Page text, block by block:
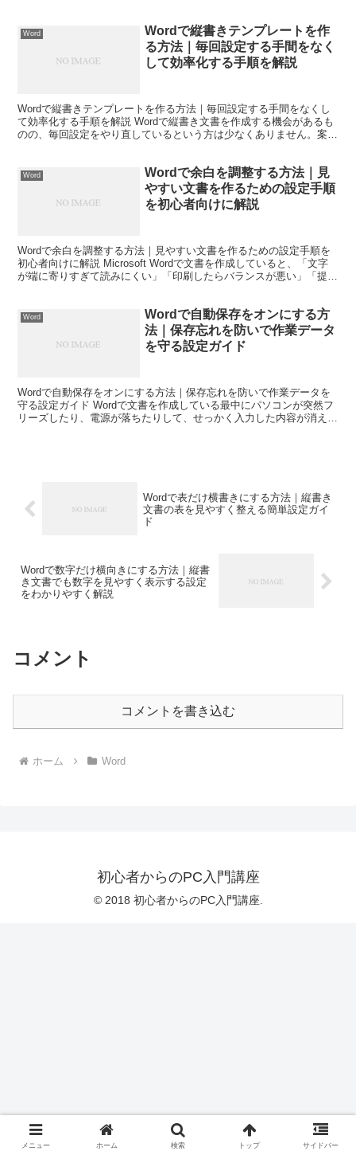
Word
Wordで縦書きテンプレートを作
る方法｜毎回設定する手間をなく
して効率化する手順を解説
Wordで縦書きテンプレートを作る方法｜毎回設定する手間をなくし
て効率化する手順を解説 Wordで縦書き文書を作成する機会があるも
のの、毎回設定をやり直しているという方は少なくありません。案内
Word
Wordで余白を調整する方法｜見
やすい文書を作るための設定手順
を初心者向けに解説
Wordで余白を調整する方法｜見やすい文書を作るための設定手順を
初心者向けに解説 Microsoft Wordで文書を作成していると、「文字
が端に寄りすぎて読みにくい」「印刷したらバランスが悪い」「提出
Word
Wordで自動保存をオンにする方
法｜保存忘れを防いで作業データ
を守る設定ガイド
Wordで自動保存をオンにする方法｜保存忘れを防いで作業データを
守る設定ガイド Wordで文書を作成している最中にパソコンが突然フ
リーズしたり、電源が落ちたりして、せっかく入力した内容が消えて
Wordで表だけ横書きにする方法｜縦書き
文書の表を見やすく整える簡単設定ガイ
ド
Wordで数字だけ横向きにする方法｜縦書
き文書でも数字を見やすく表示する設定
をわかりやすく解説
コメント
コメントを書き込む
ホーム Word
初心者からのPC入門講座
© 2018 初心者からのPC入門講座.
メニュー ホーム 検索 トップ サイドバー